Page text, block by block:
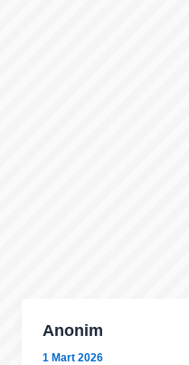
Anonim
1 Mart 2026